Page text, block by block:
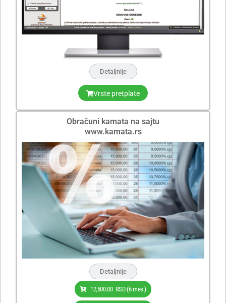
Detaljnije
Vrste pretplate
Obračuni kamata na sajtu
www.kamata.rs
Detaljnije
12,600.00 RSD(6 mes.)